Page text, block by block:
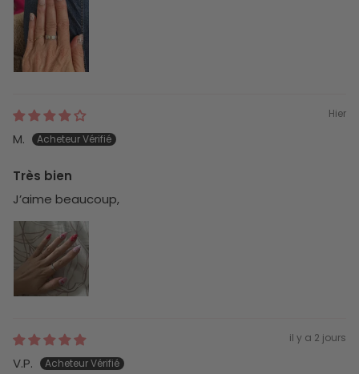
Hier
M.
Très bien
J’aime beaucoup,
il y a 2 jours
V.P.